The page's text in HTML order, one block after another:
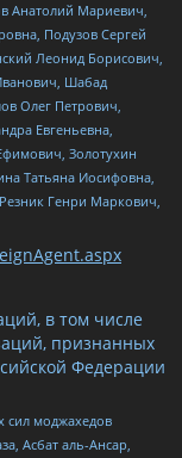
Анатолий Мариевич,
Подузов Сергей
Леонид Борисович,
Шабад
Олег Петрович,
Евгеньевна,
Золотухин
Татьяна Иосифовна,
Генри Маркович,
в том числе
признанных
Федерации
моджахедов
Асбат аль-Ансар,